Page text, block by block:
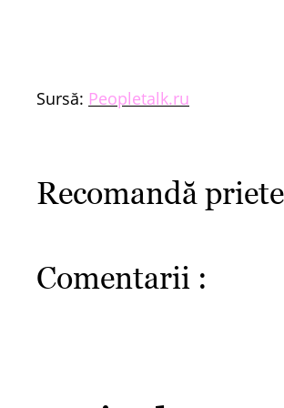
Sursă: Peopletalk.ru
Recomandă
Comentarii :